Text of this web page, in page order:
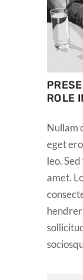
ROLE
Nullam
eget
leo.
amet.